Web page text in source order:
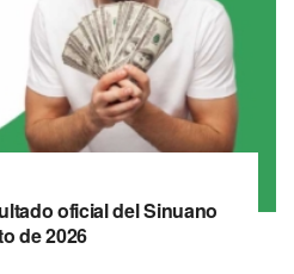
oficial del Sinuano
de 2026